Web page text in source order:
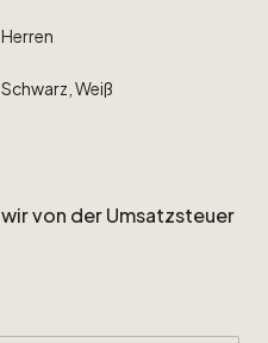
Herren
Schwarz, Weiß
wirvon derUmsatzsteuer